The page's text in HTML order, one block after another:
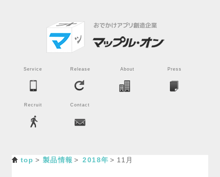
Service Release About Press
Recruit Contact
top 製品情報 2018年 11月